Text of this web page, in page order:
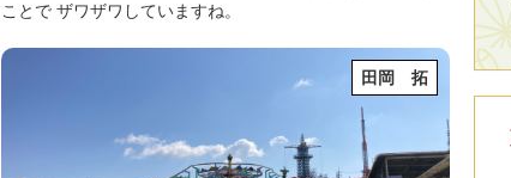
ことで ザワザワしていますね。
田岡 拓